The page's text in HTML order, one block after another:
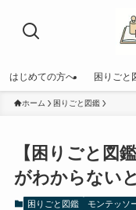
はじめての方へ 困りごと
ホーム 困りごと図鑑
【困りごと図
がわからない
困りごと図鑑 モンテッソ